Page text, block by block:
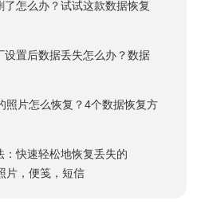
了怎么办？试试这款数据恢复
设置后数据丢失怎么办？数据
照片怎么恢复？4个数据恢复方
：快速轻松地恢复丢失的
片，便笺，短信